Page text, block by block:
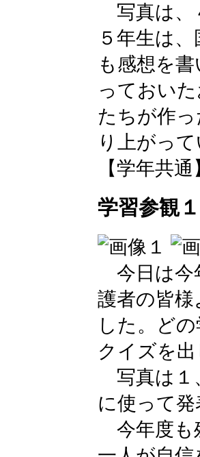
写真は、
５年生は
も感想を
っておい
たちが作
り上がって
【学年共
学習参観１
今日は今
護者の皆
した。ど
クイズを
写真は１
に使って
今年度も